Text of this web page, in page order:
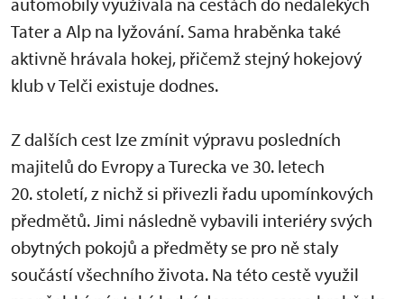
Tater a Alp na lyžování. Sama hraběnka také
aktivně hrávala hokej, přičemž stejný hokejový
klub v Telči existuje dodnes.
Z dalších cest lze zmínit výpravu posledních
majitelů do Evropy a Turecka ve 30. letech
20. století, z nichž si přivezli řadu upomínkových
předmětů. Jimi následně vybavili interiéry svých
obytných pokojů a předměty se pro ně staly
součástí všechního života. Na této cestě využil